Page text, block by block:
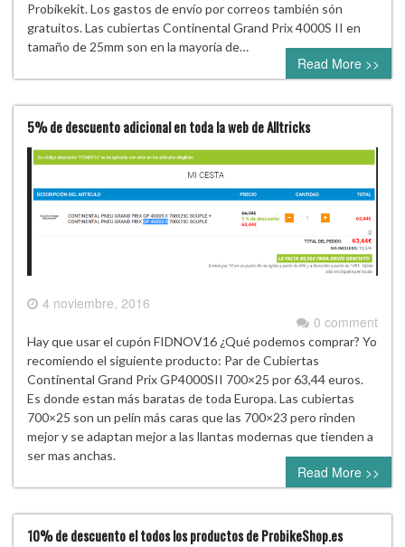
Probikekit. Los gastos de envío por correos también són
gratuitos. Las cubiertas Continental Grand Prix 4000S II en
tamaño de 25mm son en la mayoría de…
Read More >>
5% de descuento adicional en toda la web de Alltricks
4 noviembre, 2016
0 comment
Hay que usar el cupón FIDNOV16 ¿Qué podemos comprar? Yo
recomiendo el siguiente producto: Par de Cubiertas
Continental Grand Prix GP4000SII 700×25 por 63,44 euros.
Es donde estan más baratas de toda Europa. Las cubiertas
700×25 son un pelín más caras que las 700×23 pero rinden
mejor y se adaptan mejor a las llantas modernas que tienden a
ser mas anchas.
Read More >>
10% de descuento el todos los productos de ProbikeShop.es